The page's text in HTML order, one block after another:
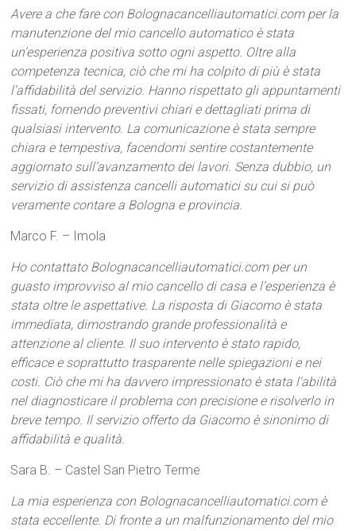
Avere a che fare con Bolognacancelliautomatici.com per la
manutenzione del mio cancello automatico è stata
un’esperienza positiva sotto ogni aspetto. Oltre alla
competenza tecnica, ciò che mi ha colpito di più è stata
l’affidabilità del servizio. Hanno rispettato gli appuntamenti
fissati, fornendo preventivi chiari e dettagliati prima di
qualsiasi intervento. La comunicazione è stata sempre
chiara e tempestiva, facendomi sentire costantemente
aggiornato sull’avanzamento dei lavori. Senza dubbio, un
servizio di assistenza cancelli automatici su cui si può
veramente contare a Bologna e provincia.
Marco F. – Imola
Ho contattato Bolognacancelliautomatici.com per un
guasto improvviso al mio cancello di casa e l’esperienza è
stata oltre le aspettative. La risposta di Giacomo è stata
immediata, dimostrando grande professionalità e
attenzione al cliente. Il suo intervento è stato rapido,
efficace e soprattutto trasparente nelle spiegazioni e nei
costi. Ciò che mi ha davvero impressionato è stata l’abilità
nel diagnosticare il problema con precisione e risolverlo in
breve tempo. Il servizio offerto da Giacomo è sinonimo di
affidabilità e qualità.
Sara B. – Castel San Pietro Terme
La mia esperienza con Bolognacancelliautomatici.com è
stata eccellente. Di fronte a un malfunzionamento del mio